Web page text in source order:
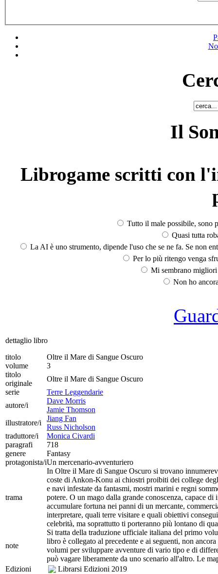
Il
Librogame scritti con
Tutto il male possibile, sono
Quasi tutta
La AI è uno strumento, dipende l'uso che se ne fa. Se non
Per lo più ritengo venga
Mi sembrano
Non ho
dettaglio libro
titolo
Oltre il Mare di Sangue Oscuro
volume
3
titolo
originale
Oltre il Mare di Sangue Oscuro
serie
Terre Leggendarie
autore/i
Dave Morris
Jamie Thomson
illustratore/i
Jiang Fan
Russ Nicholson
traduttore/i
Monica Civardi
paragrafi
718
genere
Fantasy
protagonista/iUn mercenario-avventuriero
trama
In Oltre il Mare di Sangue Oscuro si trovano
coste di Ankon-Konu ai chiostri proibiti dei college
e navi infestate da fantasmi, mostri marini e regni
potere. O un mago dalla grande conoscenza, capace
accumulare fortuna nei panni di un mercante,
interpretare, quali terre visitare e quali obiettivi
celebrità, ma soprattutto ti porteranno più lontano di
note
Si tratta della traduzione ufficiale italiana del primo
libro è collegato al precedente e ai seguenti, non
volumi per sviluppare avventure di vario tipo e di
può vagare liberamente da uno scenario all'altro. Le
Edizioni
Librarsi Edizioni 2019